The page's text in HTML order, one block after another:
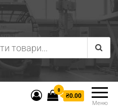
Меню
0
₴0.00